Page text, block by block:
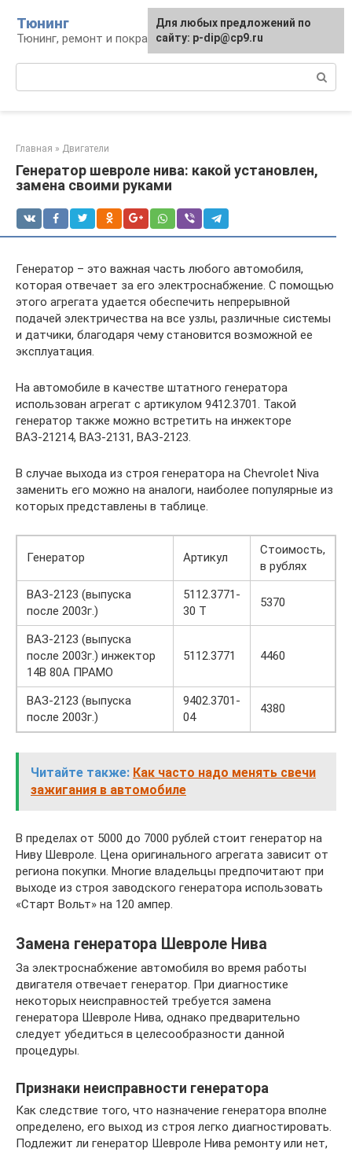
контенту
Тюнинг
Тюнинг, ремонт и покраска автомобиля
Главная » Двигатели
Генератор шевроле нива: какой установлен,
замена своими руками
Генератор – это важная часть любого автомобиля,
которая отвечает за его электроснабжение. С помощью
этого агрегата удается обеспечить непрерывной
подачей электричества на все узлы, различные системы
и датчики, благодаря чему становится возможной ее
эксплуатация.
На автомобиле в качестве штатного генератора
использован агрегат с артикулом 9412.3701. Такой
генератор также можно встретить на инжекторе
ВАЗ-21214, ВАЗ-2131, ВАЗ-2123.
В случае выхода из строя генератора на Chevrolet Niva
заменить его можно на аналоги, наиболее популярные из
которых представлены в таблице.
Генератор Артикул
Стоимость,
в рублях
ВАЗ-2123 (выпуска
после 2003г.)
5112.3771-
30 Т
5370
ВАЗ-2123 (выпуска
после 2003г.) инжектор
14В 80А ПРАМО
5112.3771 4460
ВАЗ-2123 (выпуска
после 2003г.)
9402.3701-
04
4380
Читайте также: Как часто надо менять свечи
зажигания в автомобиле
В пределах от 5000 до 7000 рублей стоит генератор на
Ниву Шевроле. Цена оригинального агрегата зависит от
региона покупки. Многие владельцы предпочитают при
выходе из строя заводского генератора использовать
«Старт Вольт» на 120 ампер.
Замена генератора Шевроле Нива
За электроснабжение автомобиля во время работы
двигателя отвечает генератор. При диагностике
некоторых неисправностей требуется замена
генератора Шевроле Нива, однако предварительно
следует убедиться в целесообразности данной
процедуры.
Признаки неисправности генератора
Как следствие того, что назначение генератора вполне
определено, его выход из строя легко диагностировать.
Подлежит ли генератор Шевроле Нива ремонту или нет,
Для любых предложений по
сайту: p-dip@cp9.ru